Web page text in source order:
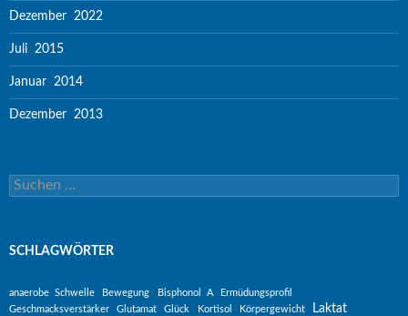
Dezember 2022
Juli 2015
Januar 2014
Dezember 2013
Suchen nach:
SCHLAGWÖRTER
anaerobe Schwelle Bewegung Bisphonol A
Ermüdungsprofil
Geschmacksverstärker
Glutamat Glück Kortisol Körpergewicht Laktat